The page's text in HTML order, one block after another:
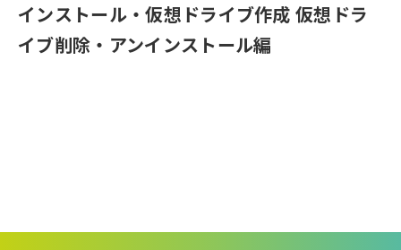
インストール・仮想ドライブ作成 仮想ドラ
イブ削除・アンインストール編